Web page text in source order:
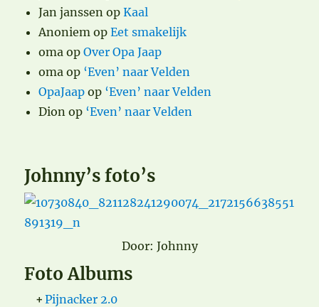
Jan janssen opKaal
Anoniem opEet smakelijk
oma opOver Opa Jaap
oma op ‘Even’ naar Velden
OpaJaap op ‘Even’ naar Velden
Dion op ‘Even’ naar Velden
Johnny’s foto’s
Door: Johnny
Foto Albums
+ Pijnacker 2.0